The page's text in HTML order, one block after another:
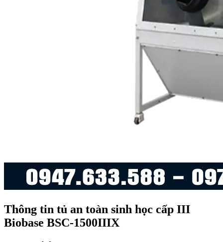
Thông tin tủ an toàn sinh học cấp III
Biobase BSC-1500IIIX